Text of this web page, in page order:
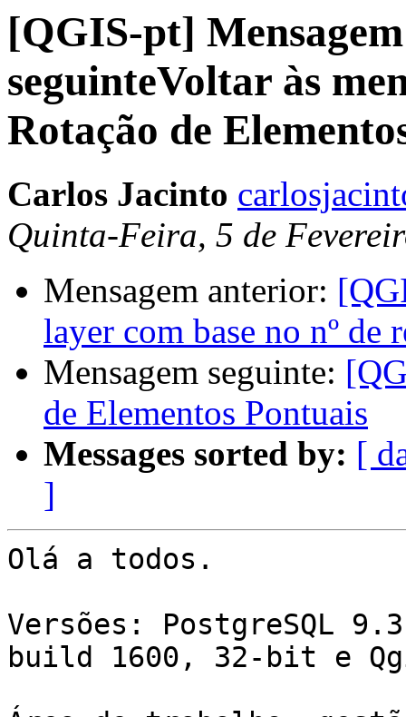
[QGIS-pt]
seguinteVoltar às
Carlos Jacinto
Quinta-Feira, 5 de
Mensagem anterior:
layer com base no nº de
Mensagem seguinte:
Messages sorted by: [
]
Olá a todos.
Versões: PostgreSQL
build 1600, 32-bit e